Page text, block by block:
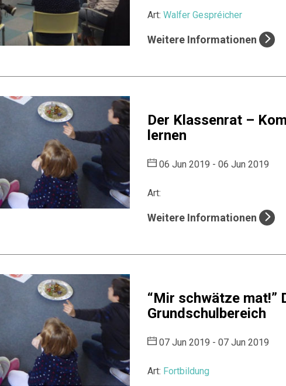
Art: Walfer Gespréicher
Weitere Informationen
Der Klassenrat –
lernen
06 Jun 2019 - 06 Jun 2019
Art:
Weitere Informationen
“Mir schwätze mat!”
Grundschulbereich
07 Jun 2019 - 07 Jun 2019
Art: Fortbildung